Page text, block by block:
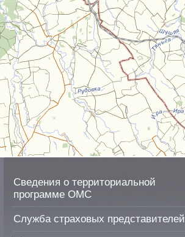
Сведения о территориальной
программе ОМС
Служба страховых представителей